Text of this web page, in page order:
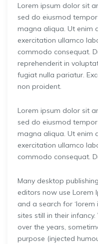
Lorem ipsum dolor sit
sed do eiusmod
magna aliqua. Ut enim
exercitation ullamco
commodo consequat.
reprehenderit in
fugiat nulla pariatur.
non proident.
Lorem ipsum dolor sit
sed do eiusmod
magna aliqua. Ut enim
exercitation ullamco
commodo consequat.
Many desktop
editors now use Lorem
and a search for ‘lorem
sites still in their
over the years,
purpose (injected